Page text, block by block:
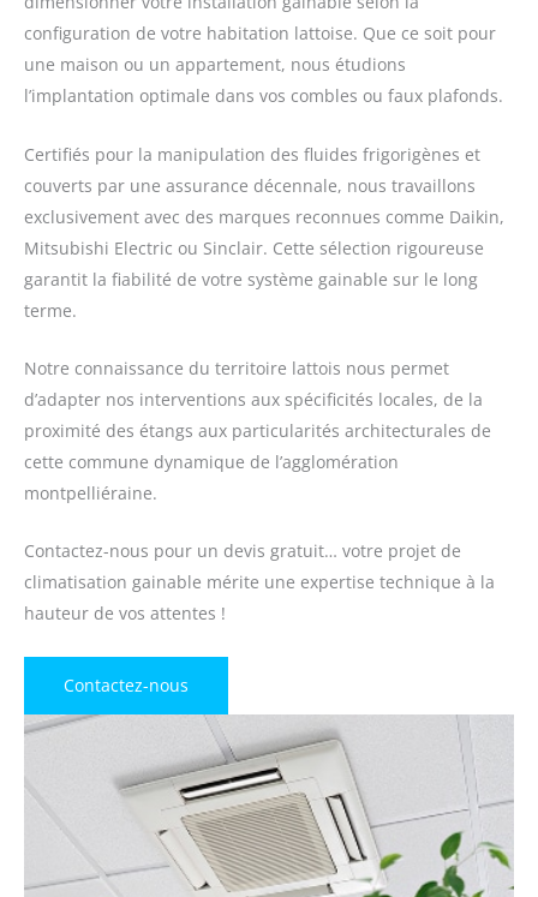
configuration de votre habitation lattoise. Que ce soit pour
une maison ou un appartement, nous étudions
l’implantation optimale dans vos combles ou faux plafonds.
Certifiés pour la manipulation des fluides frigorigènes et
couverts par une assurance décennale, nous travaillons
exclusivement avec des marques reconnues comme Daikin,
Mitsubishi Electric ou Sinclair. Cette sélection rigoureuse
garantit la fiabilité de votre système gainable sur le long
terme.
Notre connaissance du territoire lattois nous permet
d’adapter nos interventions aux spécificités locales, de la
proximité des étangs aux particularités architecturales de
cette commune dynamique de l’agglomération
montpelliéraine.
Contactez-nous pour un devis gratuit… votre projet de
climatisation gainable mérite une expertise technique à la
hauteur de vos attentes !
Contactez-nous